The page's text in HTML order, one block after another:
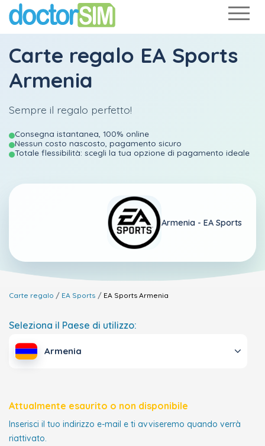
Carte regalo EA Sports
Armenia
Sempre il regalo perfetto!
Consegna istantanea, 100% online
Nessun costo nascosto, pagamento sicuro
Totale flessibilità: scegli la tua opzione di pagamento ideale
Armenia - EA Sports
Carte regalo EA Sports EA Sports Armenia
Seleziona il Paese di utilizzo:
Armenia
Attualmente esaurito o non disponibile
Inserisci il tuo indirizzo e-mail e ti avviseremo quando verrà
riattivato.